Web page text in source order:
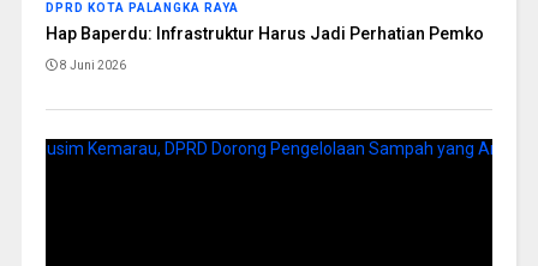
DPRD KOTA PALANGKA RAYA
Hap Baperdu: Infrastruktur Harus Jadi Perhatian Pemko
8 Juni 2026